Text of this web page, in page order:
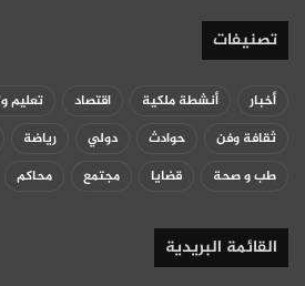
تصنيفات
أخبار أنشطة ملكية اقتصاد تعليم
ثقافة وفن
حوادث دولي رياضة
طب و صحة
قضايا مجتمع محاكم
القائمة البريدية